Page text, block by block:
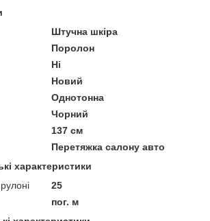
Штучна шкіра
Поролон
Ні
Новий
Однотонна
Чорний
137 см
Перетяжка салону авто
характеристики
25
пог. м